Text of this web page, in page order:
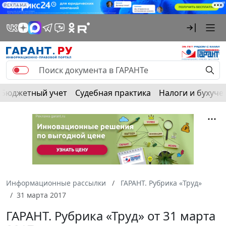
РЕКЛАМА
Бюджетный учет Судебная практика Налоги и
Информационные рассылки
ГАРАНТ. Рубрика «Труд»
31 марта 2017
ГАРАНТ. Рубрика «Труд» от 31 марта